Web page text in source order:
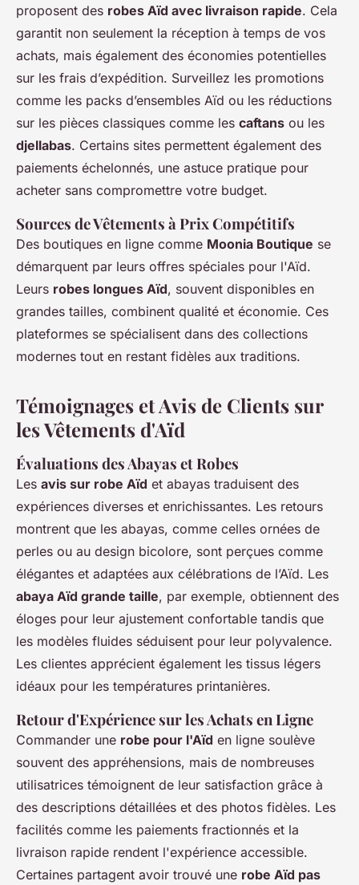
proposent des robes Aïd avec livraison rapide. Cela
garantit non seulement la réception à temps de vos
achats, mais également des économies potentielles
sur les frais d’expédition. Surveillez les promotions
comme les packs d’ensembles Aïd ou les réductions
sur les pièces classiques comme les caftans ou les
djellabas. Certains sites permettent également des
paiements échelonnés, une astuce pratique pour
acheter sans compromettre votre budget.
Sources de Vêtements à Prix Compétitifs
Des boutiques en ligne comme Moonia Boutique se
démarquent par leurs offres spéciales pour l'Aïd.
Leurs robes longues Aïd, souvent disponibles en
grandes tailles, combinent qualité et économie. Ces
plateformes se spécialisent dans des collections
modernes tout en restant fidèles aux traditions.
Témoignages et Avis de Clients sur
les Vêtements d'Aïd
Évaluations des Abayas et Robes
Les avis sur robe Aïd et abayas traduisent des
expériences diverses et enrichissantes. Les retours
montrent que les abayas, comme celles ornées de
perles ou au design bicolore, sont perçues comme
élégantes et adaptées aux célébrations de l’Aïd. Les
abaya Aïd grande taille, par exemple, obtiennent des
éloges pour leur ajustement confortable tandis que
les modèles fluides séduisent pour leur polyvalence.
Les clientes apprécient également les tissus légers
idéaux pour les températures printanières.
Retour d'Expérience sur les Achats en Ligne
Commander une robe pour l'Aïd en ligne soulève
souvent des appréhensions, mais de nombreuses
utilisatrices témoignent de leur satisfaction grâce à
des descriptions détaillées et des photos fidèles. Les
facilités comme les paiements fractionnés et la
livraison rapide rendent l'expérience accessible.
Certaines partagent avoir trouvé une robe Aïd pas